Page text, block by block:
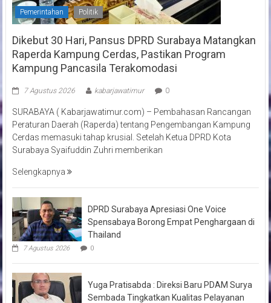
Pemerintahan Politik
Dikebut 30 Hari, Pansus DPRD Surabaya Matangkan
Raperda Kampung Cerdas, Pastikan Program
Kampung Pancasila Terakomodasi
7 Agustus 2026 kabarjawatimur 0
SURABAYA ( Kabarjawatimur.com) – Pembahasan Rancangan
Peraturan Daerah (Raperda) tentang Pengembangan Kampung
Cerdas memasuki tahap krusial. Setelah Ketua DPRD Kota
Surabaya Syaifuddin Zuhri memberikan
Selengkapnya
DPRD Surabaya Apresiasi One Voice
Spensabaya Borong Empat Penghargaan di
Thailand
7 Agustus 2026 0
Yuga Pratisabda : Direksi Baru PDAM Surya
Sembada Tingkatkan Kualitas Pelayanan